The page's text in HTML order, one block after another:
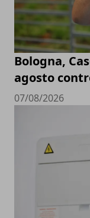
Bologna,
agosto
07/08/2026